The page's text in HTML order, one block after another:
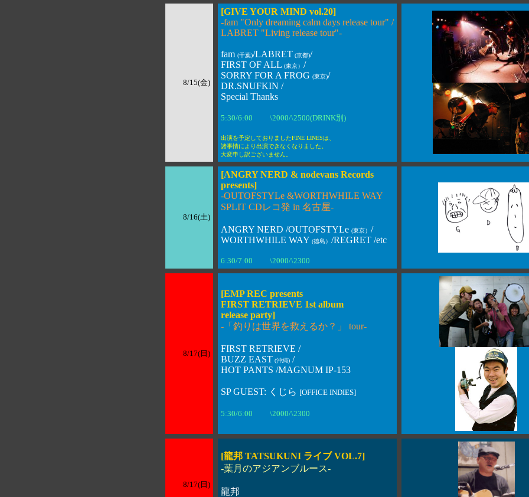
8/15(金)
[GIVE YOUR MIND vol.20]
-fam "Only dreaming calm days release tour" /
LABRET "Living release tour"-
fam (千葉)/LABRET (京都)/
FIRST OF ALL (東京） /
SORRY FOR A FROG (東京)/
DR.SNUFKIN /
Special Thanks
5:30/6:00 \2000/\2500(DRINK別)
出演を予定しておりましたFINE LINESは、
諸事情により出演できなくなりました。
大変申し訳ございません。
8/16(土)
[ANGRY NERD & nodevans Records
presents]
-OUTOFSTYLe &WORTHWHILE WAY
SPLIT CDレコ発 in 名古屋-
ANGRY NERD /OUTOFSTYLe (東京） /
WORTHWHILE WAY (徳島） /REGRET /etc
6:30/7:00 \2000/\2300
8/17(日)
[EMP REC presents
FIRST RETRIEVE 1st album
release party]
-「釣りは世界を救えるか？」 tour-
FIRST RETRIEVE /
BUZZ EAST (沖縄) /
HOT PANTS /MAGNUM IP-153
SP GUEST: くじら [OFFICE INDIES]
5:30/6:00 \2000/\2300
8/17(日)
[龍邦 TATSUKUNI ライブ VOL.7]
-葉月のアジアンブルース-
龍邦